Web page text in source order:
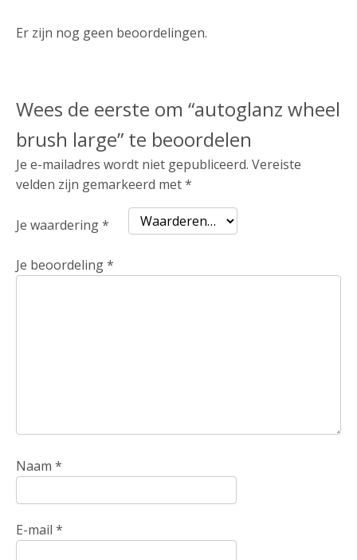
Er zijn nog geen beoordelingen.
Wees de eerste om “autoglanz wheel
brush large” te beoordelen
Je e-mailadres wordt niet gepubliceerd. Vereiste
velden zijn gemarkeerd met*
Je waardering*
Je beoordeling*
Naam *
E-mail *